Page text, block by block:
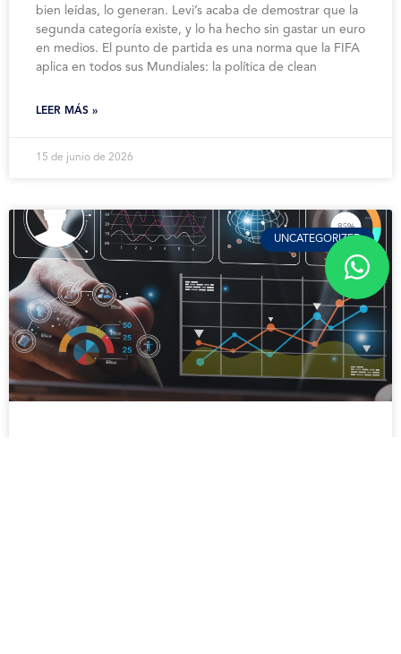
bien leídas, lo generan. Levi’s acaba de demostrar que la
segunda categoría existe, y lo ha hecho sin gastar un euro
en medios. El punto de partida es una norma que la FIFA
aplica en todos sus Mundiales: la política de clean
LEER MÁS »
15 de junio de 2026
UNCATEGORIZED